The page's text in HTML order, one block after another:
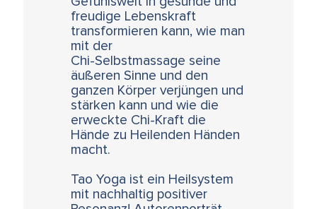
freudige Lebenskraft
transformieren kann, wie man
mit der
Chi-Selbstmassage seine
äußeren Sinne und den
ganzen Körper verjüngen und
stärken kann und wie die
erweckte Chi-Kraft die
Hände zu Heilenden Händen
macht.
Tao Yoga ist ein Heilsystem
mit nachhaltig positiver